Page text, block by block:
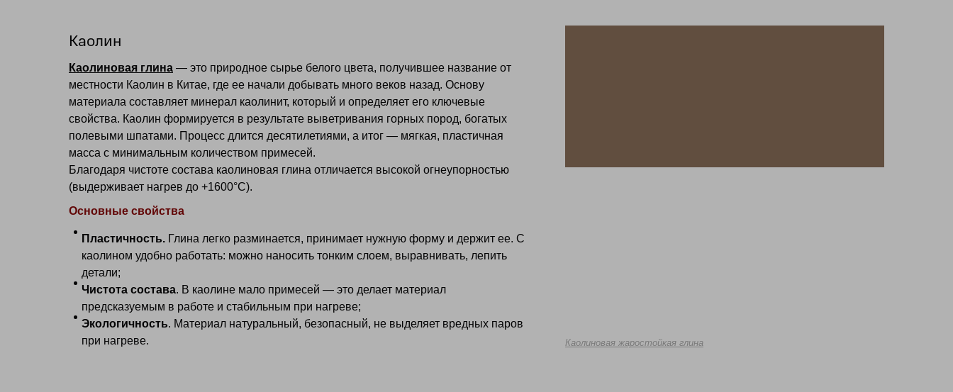
Каолин
Каолиновая глина — это природное сырье белого цвета, получившее название от
местности Каолин в Китае, где ее начали добывать много веков назад. Основу
материала составляет минерал каолинит, который и определяет его ключевые
свойства. Каолин формируется в результате выветривания горных пород, богатых
полевыми шпатами. Процесс длится десятилетиями, а итог — мягкая, пластичная
масса с минимальным количеством примесей.
Благодаря чистоте состава каолиновая глина отличается высокой огнеупорностью
(выдерживает нагрев до +1600°С).
Основные свойства
Пластичность. Глина легко разминается, принимает нужную форму и держит ее. С
каолином удобно работать: можно наносить тонким слоем, выравнивать, лепить
детали;
Чистота состава. В каолине мало примесей — это делает материал
предсказуемым в работе и стабильным при нагреве;
Экологичность. Материал натуральный, безопасный, не выделяет вредных паров
при нагреве.
Каолиновая жаростойкая глина